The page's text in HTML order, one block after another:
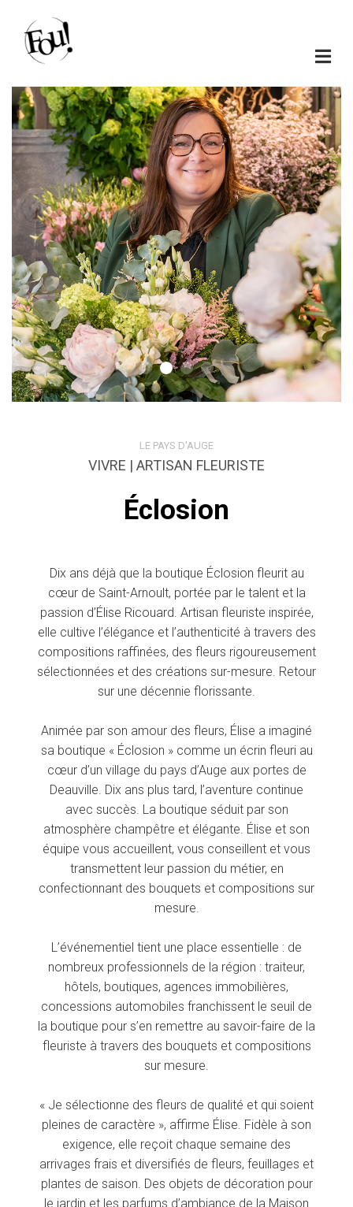
LE PAYS D'AUGE
VIVRE | ARTISAN FLEURISTE
Éclosion
Dix ans déjà que la boutique Éclosion fleurit au
cœur de Saint-Arnoult, portée par le talent et la
passion d’Élise Ricouard. Artisan fleuriste inspirée,
elle cultive l’élégance et l’authenticité à travers des
compositions raffinées, des fleurs rigoureusement
sélectionnées et des créations sur-mesure. Retour
sur une décennie florissante.
Animée par son amour des fleurs, Élise a imaginé
sa boutique « Éclosion » comme un écrin fleuri au
cœur d’un village du pays d’Auge aux portes de
Deauville. Dix ans plus tard, l’aventure continue
avec succès. La boutique séduit par son
atmosphère champêtre et élégante. Élise et son
équipe vous accueillent, vous conseillent et vous
transmettent leur passion du métier, en
confectionnant des bouquets et compositions sur
mesure.
L’événementiel tient une place essentielle : de
nombreux professionnels de la région : traiteur,
hôtels, boutiques, agences immobilières,
concessions automobiles franchissent le seuil de
la boutique pour s’en remettre au savoir-faire de la
fleuriste à travers des bouquets et compositions
sur mesure.
« Je sélectionne des fleurs de qualité et qui soient
pleines de caractère », affirme Élise. Fidèle à son
exigence, elle reçoit chaque semaine des
arrivages frais et diversifiés de fleurs, feuillages et
plantes de saison. Des objets de décoration pour
le jardin et les parfums d’ambiance de la Maison